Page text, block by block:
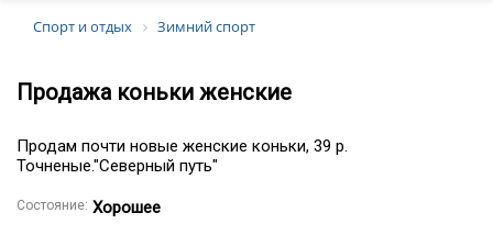
Спорт и отдых Зимний спорт
Продажа коньки женские
Продам почти новые женские коньки, 39 р.
Точненые."Северный путь"
Состояние: Хорошее